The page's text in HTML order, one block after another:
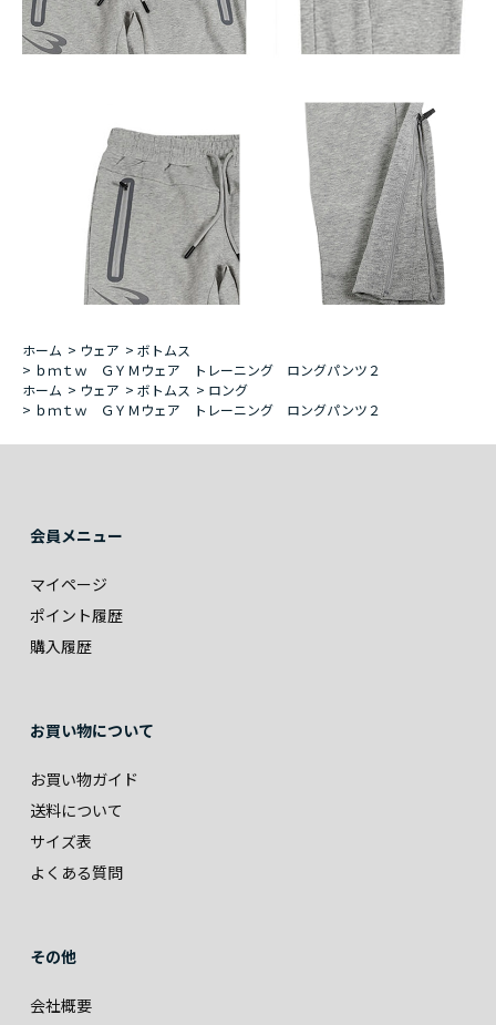
ホーム > ウェア > ボトムス
> ｂｍｔｗ ＧＹＭウェア トレーニング ロングパンツ２
ホーム > ウェア > ボトムス > ロング
> ｂｍｔｗ ＧＹＭウェア トレーニング ロングパンツ２
会員メニュー
マイページ
ポイント履歴
購入履歴
お買い物について
お買い物ガイド
送料について
サイズ表
よくある質問
その他
会社概要